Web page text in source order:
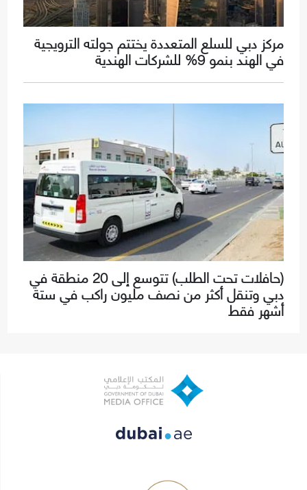
مركز دبي للسلع المتعددة يختتم جولته الترويجية
في الهند بنمو 9% للشركات الهندية
(حافلات تحت الطلب) تتوسع إلى 20 منطقة في
دبي وتنقل أكثر من نصف مليون راكب في ستة
أشهر فقط